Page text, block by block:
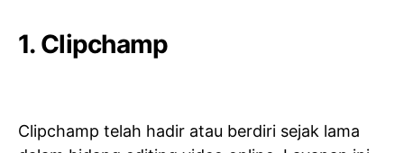
1. Clipchamp
Clipchamp telah hadir atau berdiri sejak lama